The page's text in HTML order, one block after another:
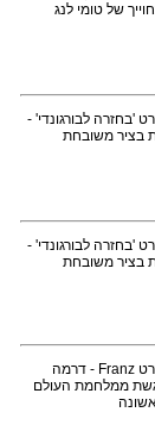
של טומי לנג
'בחזרה לבורגונדי' -
בציר משובחת
'בחזרה לבורגונדי' -
בציר משובחת
הסרט Franz - דרמה
ממלחמת העולם